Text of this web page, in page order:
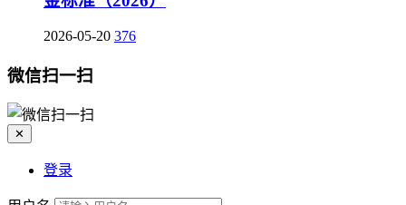
2026-05-20 376
微信扫一扫
✕
登录